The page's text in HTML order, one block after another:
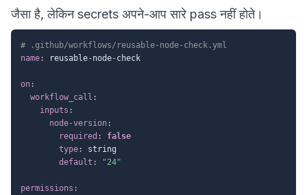
जैसा है, लेकिन secrets अपने-आप सारे pass नहीं होते।
# .github/workflows/reusable-node-check.yml
name: reusable-node-check
on:
workflow_call :
inputs :
node-version:
required :
false
type:
string
default : "24"
permissions :